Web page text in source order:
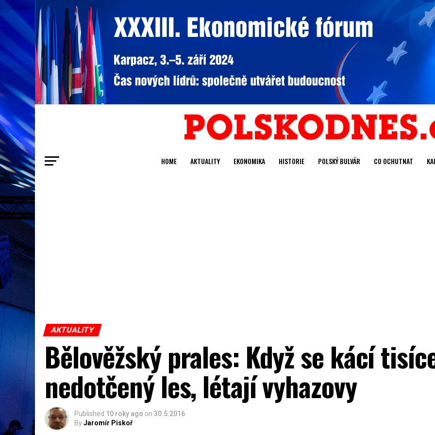
HOME AKTUALITY EKONOMIKA HISTORIE POLSKÝ BULVÁR CO OCHUTNAT
AKTUALITY
Bělověžský prales: Když se kácí
nedotčený les, létají vyhazovy
Published 10 roky ago on 30.5.2016
ByJaromír Piskoř